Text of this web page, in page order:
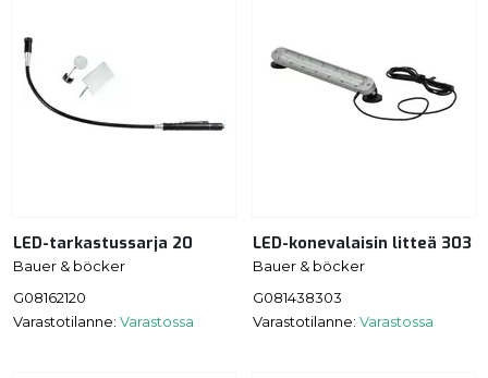
LED-tarkastussarja 20
Bauer & böcker
G08162120
Varastotilanne: Varastossa
LED-konevalaisin litteä 303
Bauer & böcker
G081438303
Varastotilanne: Varastossa